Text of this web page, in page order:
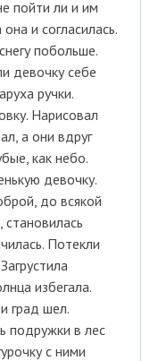
пойти ли и им
и согласилась.
побольше.
девочку себе
ручки.
Нарисовал
а они вдруг
как небо.
девочку.
до всякой
Потекли
избегала.
град шел.
подружки в лес
с ними